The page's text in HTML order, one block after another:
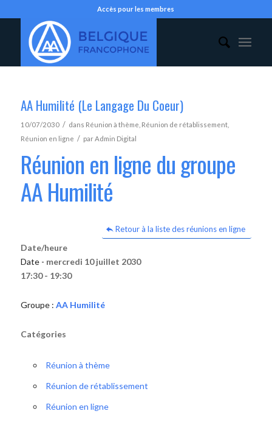
Accès pour les membres
AA Humilité (Le Langage Du Coeur)
10/07/2030 / dans Réunion à thème Réunion de rétablissement,
Réunion en ligne / parAdmin Digital
Réunion en ligne du groupe
AA Humilité
Retour à la liste des réunions en ligne
Date/heure
Date - mercredi 10 juillet 2030
17:30 - 19:30
Groupe : AA Humilité
Catégories
Réunion à thème
Réunion de rétablissement
Réunion en ligne